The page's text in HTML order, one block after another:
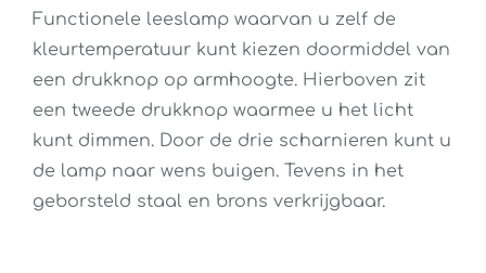
Functionele leeslamp waarvan u zelf de
kleurtemperatuur kunt kiezen doormiddel van
een drukknop op armhoogte. Hierboven zit
een tweede drukknop waarmee u het licht
kunt dimmen. Door de drie scharnieren kunt u
de lamp naar wens buigen. Tevens in het
geborsteld staal en brons verkrijgbaar.